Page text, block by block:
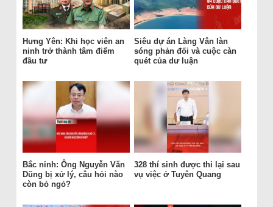
Hưng Yên: Khi học viên an
ninh trở thành tâm điểm
đầu tư
Siêu dự án Làng Vân làn
sóng phản đối và cuộc càn
quét của dư luận
Bắc ninh: Ông Nguyễn Văn
Dũng bị xử lý, câu hỏi nào
còn bỏ ngỏ?
328 thí sinh được thi lại sau
vụ việc ở Tuyên Quang